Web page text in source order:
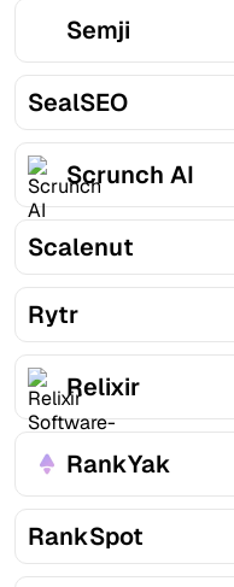
Semji
SealSEO
Scrunch AI
Scalenut
Rytr
Relixir
RankYak
RankSpot